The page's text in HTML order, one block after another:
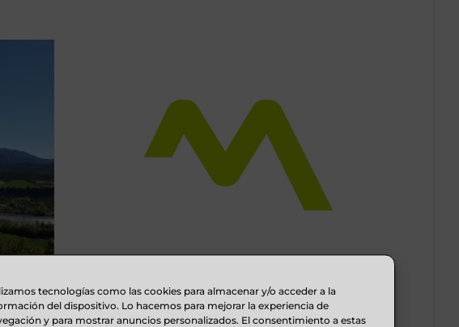
tecnologías como las cookies para almacenar y/o acceder a la
del dispositivo. Lo hacemos para mejorar la experiencia de
y para mostrar anuncios personalizados. El consentimiento a estas
RUTAS PIRINEOS